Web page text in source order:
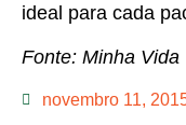
ideal para cada
Fonte: Minha Vida
novembro 11,